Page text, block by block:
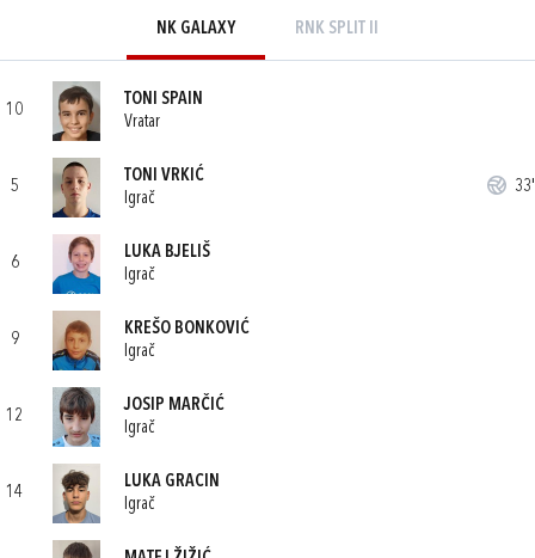
NK GALAXY RNK SPLIT II
10
TONI SPAIN
Vratar
5
TONI VRKIĆ
Igrač
33'
6
LUKA BJELIŠ
Igrač
9
KREŠO BONKOVIĆ
Igrač
12
JOSIP MARČIĆ
Igrač
14
LUKA GRACIN
Igrač